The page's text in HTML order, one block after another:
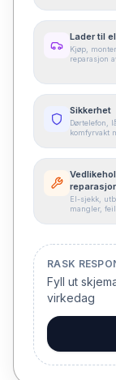
Lader til
Kjøp,
reparasjon
Sikkerhet
Dørtelefon,
komfyrvakt
El-sjekk,
mangler,
RASK
Fyll ut
virkedag